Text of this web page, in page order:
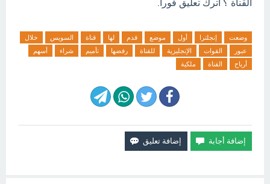
القناة ؟ اترك تعليق فورآ.
وضعت إنجلترا أول موضع قدم لها قناة السويس
خلال
عبور
القوات الإنجليزية للقناة رفضها تأميم شراء
أسهم
أرباح
القناة ملكية